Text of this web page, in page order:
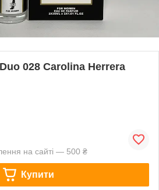
028 Carolina Herrera
на сайті — 500 ₴
Купити